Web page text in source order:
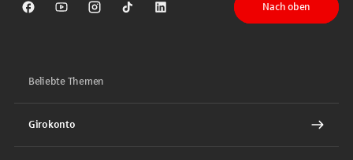
Sparkasse auf Facebook
Sparkasse auf Youtube
Sparkasse auf Instagram
Sparkasse auf TikTok
Sparkasse auf LinkedIn
Nach oben
Beliebte Themen
Girokonto